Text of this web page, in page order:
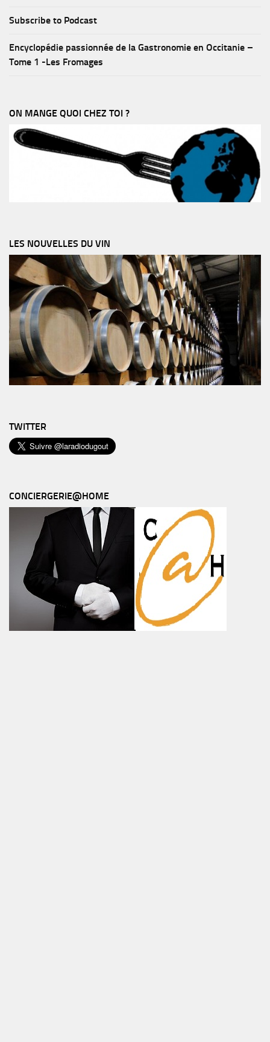
Subscribe to Podcast
Encyclopédie passionnée de la Gastronomie en Occitanie –
Tome 1 -Les Fromages
ON MANGE QUOI CHEZ TOI ?
LES NOUVELLES DU VIN
TWITTER
CONCIERGERIE@HOME